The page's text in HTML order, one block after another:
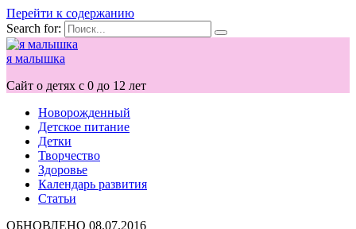
Перейти к содержанию
Search for:
я малышка
Сайт о детях с 0 до 12 лет
Новорожденный
Детское питание
Детки
Творчество
Здоровье
Календарь развития
Статьи
ОБНОВЛЕНО 08.07.2016